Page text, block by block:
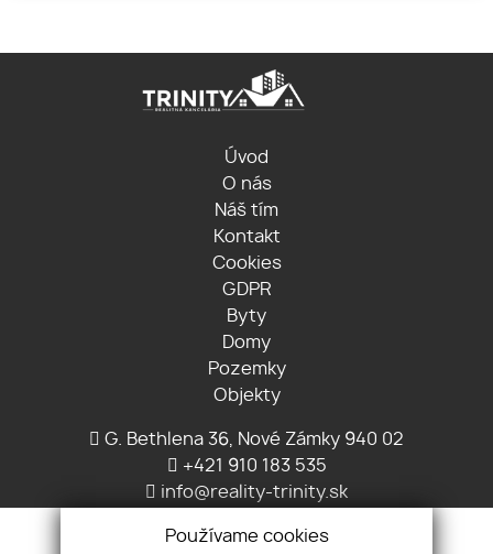
Úvod
O nás
Náš tím
Kontakt
Cookies
GDPR
Byty
Domy
Pozemky
Objekty
G. Bethlena 36, Nové Zámky 940 02
+421 910 183 535
info@reality-trinity.sk
Používame cookies